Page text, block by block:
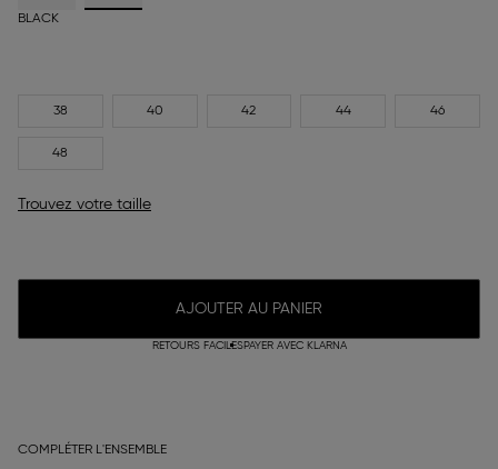
BLACK
38 40 42 44 46
48
Trouvez votre taille
AJOUTER AU PANIER
RETOURS FACILESPAYER AVEC KLARNA
COMPLÉTER L'ENSEMBLE